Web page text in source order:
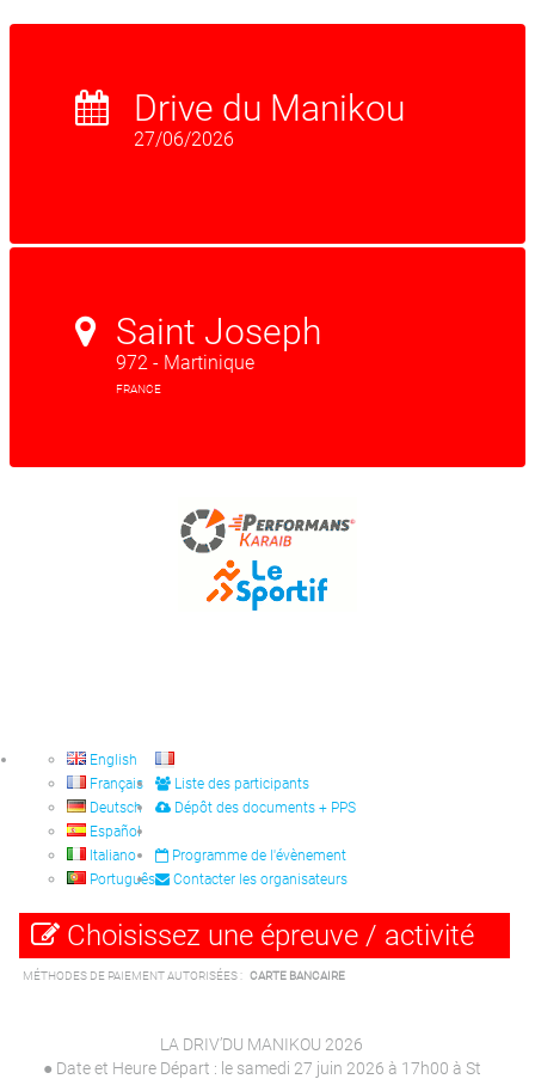
Drive du Manikou
27/06/2026
Saint Joseph
972 - Martinique
FRANCE
English
Français
Deutsch
Español
Italiano
Português
Liste des participants
Dépôt des documents + PPS
Programme de l'évènement
Contacter les organisateurs
Choisissez une épreuve / activité
MÉTHODES DE PAIEMENT AUTORISÉES : CARTE BANCAIRE
LA DRIV’DU MANIKOU 2026
● Date et Heure Départ : le samedi 27 juin 2026 à 17h00 à St